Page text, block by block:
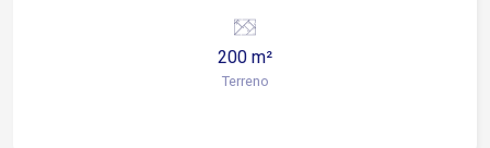
society grama sintética *Quadra futebol de salão
200 m²
Terreno